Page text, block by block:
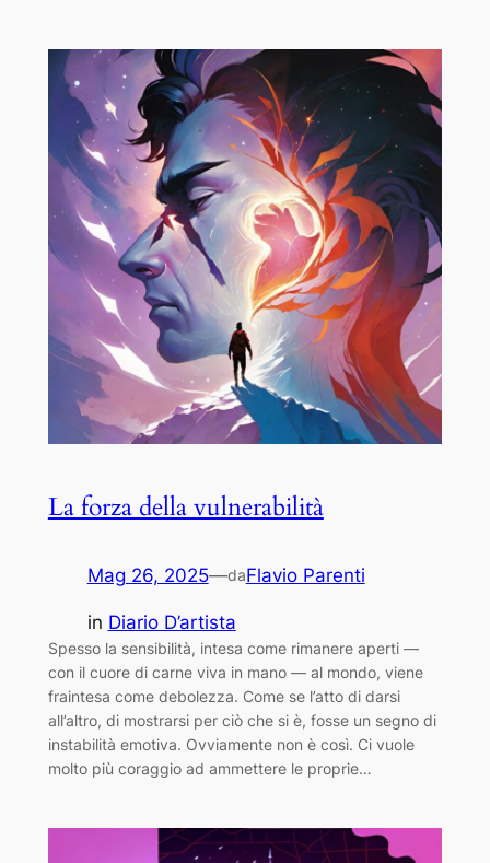
La forza della vulnerabilità
Mag 26, 2025—daFlavio Parenti
in Diario D’artista
Spesso la sensibilità, intesa come rimanere aperti —
con il cuore di carne viva in mano — al mondo, viene
fraintesa come debolezza. Come se l’atto di darsi
all’altro, di mostrarsi per ciò che si è, fosse un segno di
instabilità emotiva. Ovviamente non è così. Ci vuole
molto più coraggio ad ammettere le proprie…